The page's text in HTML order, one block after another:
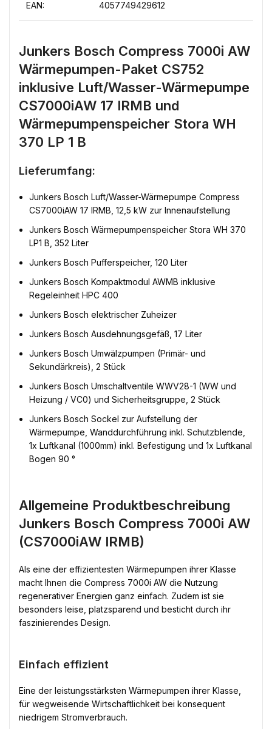
EAN: 4057749429612
Junkers Bosch Compress 7000i AW
Wärmepumpen-Paket CS752
inklusive Luft/Wasser-Wärmepumpe
CS7000iAW 17 IRMB und
Wärmepumpenspeicher Stora WH
370 LP 1 B
Lieferumfang:
Junkers Bosch Luft/Wasser-Wärmepumpe Compress
CS7000iAW 17 IRMB, 12,5 kW zur Innenaufstellung
Junkers Bosch Wärmepumpenspeicher Stora WH 370
LP1 B, 352 Liter
Junkers Bosch Pufferspeicher, 120 Liter
Junkers Bosch Kompaktmodul AWMB inklusive
Regeleinheit HPC 400
Junkers Bosch elektrischer Zuheizer
Junkers Bosch Ausdehnungsgefäß, 17 Liter
Junkers Bosch Umwälzpumpen (Primär- und
Sekundärkreis), 2 Stück
Junkers Bosch Umschaltventile WWV28-1 (WW und
Heizung / VC0) und Sicherheitsgruppe, 2 Stück
Junkers Bosch Sockel zur Aufstellung der
Wärmepumpe, Wanddurchführung inkl. Schutzblende,
1x Luftkanal (1000mm) inkl. Befestigung und 1x Luftkanal
Bogen 90 °
Allgemeine Produktbeschreibung
Junkers Bosch Compress 7000i AW
(CS7000iAW IRMB)
Als eine der effizientesten Wärmepumpen ihrer Klasse
macht Ihnen die Compress 7000i AW die Nutzung
regenerativer Energien ganz einfach. Zudem ist sie
besonders leise, platzsparend und besticht durch ihr
faszinierendes Design.
Einfach effizient
Eine der leistungsstärksten Wärmepumpen ihrer Klasse,
für wegweisende Wirtschaftlichkeit bei konsequent
niedrigem Stromverbrauch.